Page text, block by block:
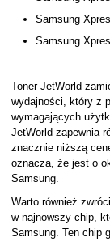
Samsung
Samsung
Toner JetWorld
wydajności, który z
wymagających
JetWorld zapewnia
znacznie niższą
oznacza, że jest o
Samsung.
Warto również
w najnowszy chip,
Samsung. Ten chip